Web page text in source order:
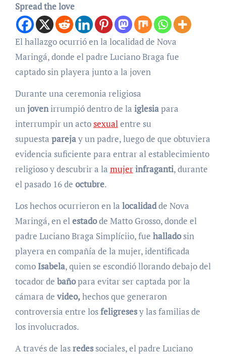
Spread the love
El hallazgo ocurrió en la localidad de Nova
Maringá, donde el padre Luciano Braga fue
captado sin playera junto a la joven
Durante una ceremonia religiosa
unjovenirrumpió dentro de la iglesiapara
interrumpir un actosexualentre su
supuesta parejay un padre, luego de que obtuviera
evidencia suficiente para entrar al establecimiento
religioso y descubrir a la mujerinfraganti, durante
el pasado 16 de octubre.
Los hechos ocurrieron en la localidadde Nova
Maringá, en elestadode Matto Grosso, donde el
padre Luciano Braga Simplíciio, fue halladosin
playera en compañía de la mujer, identificada
comoIsabela, quien se escondió llorando debajo del
tocador de bañopara evitar ser captada por la
cámara de video,hechos que generaron
controversia entre losfeligresesy las familias de
los involucrados.
A través de lasredessociales, el padre Luciano